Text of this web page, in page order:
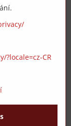
?locale=cz-CR